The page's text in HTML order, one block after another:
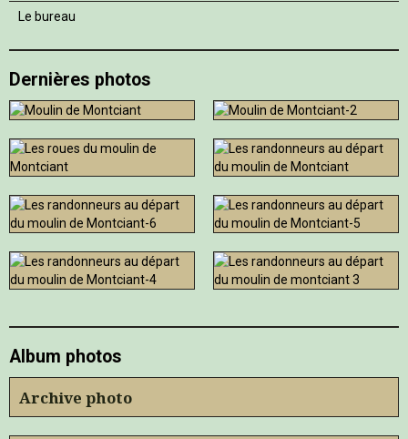
Le bureau
Dernières photos
Album photos
Archive photo